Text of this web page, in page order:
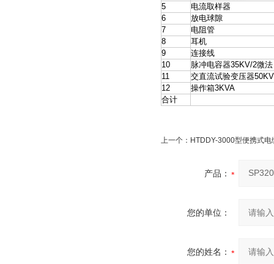
5
电流取样器
6
放电球隙
7
电阻管
8
耳机
9
连接线
10
脉冲电容器35KV/2微法
11
交直流试验变压器
12
操作箱3KVA
合计
上一个： HTDDY-3000型便携式电
产品：
您的单位：
您的姓名：